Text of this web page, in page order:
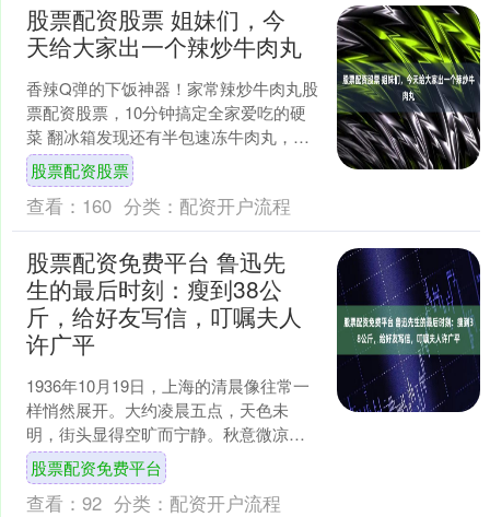
股票配资股票 姐妹们，今
天给大家出一个辣炒牛肉丸
香辣Q弹的下饭神器！家常辣炒牛肉丸股
票配资股票，10分钟搞定全家爱吃的硬
菜 翻冰箱发现还有半包速冻牛肉丸，本
想煮清汤面，转念一想：不如来个辣炒
版本？没想到随便一....
股票配资股票
查看： 160 分类： 配资开户流程
股票配资免费平台 鲁迅先
生的最后时刻：瘦到38公
斤，给好友写信，叮嘱夫人
许广平
1936年10月19日，上海的清晨像往常一
样悄然展开。大约凌晨五点，天色未
明，街头显得空旷而宁静。秋意微凉，
偶尔有行人将双手紧握或揣进衣袋里，
缓步走过石板路。陆....
股票配资免费平台
查看： 92 分类： 配资开户流程